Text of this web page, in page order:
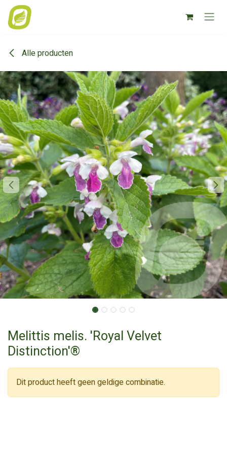
Overslaan naar inhoud
Alle producten
Melittis melis. 'Royal Velvet
Distinction'®
Dit product heeft geen geldige combinatie.